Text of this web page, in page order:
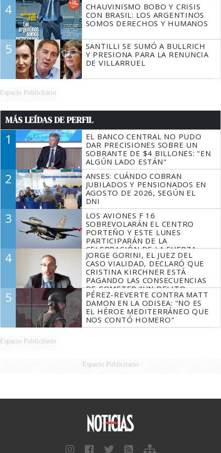
4
CHAUVINISMO BOBO Y CRISIS
CON BRASIL: LOS ARGENTINOS
SOMOS DERECHOS Y HUMANOS
5
SANTILLI SE SUMÓ A BULLRICH
Y PRESIONA PARA LA RENUNCIA
DE VILLARRUEL
Espacio Publicitario
MÁS LEÍDAS DE PERFIL
1
EL BANCO CENTRAL NO PUDO
DAR PRECISIONES SOBRE UN
SOBRANTE DE $4 BILLONES: "EN
ALGÚN LADO ESTÁN"
2
ANSES: CUÁNDO COBRAN
JUBILADOS Y PENSIONADOS EN
AGOSTO DE 2026, SEGÚN EL
DNI
3
LOS AVIONES F 16
SOBREVOLARÁN EL CENTRO
PORTEÑO Y ESTE LUNES
PARTICIPARÁN DE LA
CELEBRACIÓN DE LA FUERZA
AÉREA
4
JORGE GORINI, EL JUEZ DEL
CASO VIALIDAD, DECLARÓ QUE
CRISTINA KIRCHNER ESTÁ
PAGANDO LAS CONSECUENCIAS
DE COMETER "UN DELITO
COMPROBADO"
5
PÉREZ-REVERTE CONTRA MATT
DAMON EN LA ODISEA: "NO ES
EL HÉROE MEDITERRÁNEO QUE
NOS CONTÓ HOMERO"
Espacio Publicitario
Espacio Publicitario